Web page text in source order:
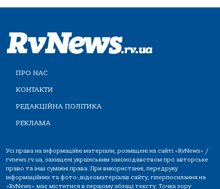
ПРО НАС
КОНТАКТИ
РЕДАКЦІЙНА ПОЛІТИКА
РЕКЛАМА
Усі права на інформаційні матеріали, розміщені на сайті «RvNews» /
rvnews.rv.ua, захищені українським законодавством про авторське
право та інші суміжні права. При використанні, передруку
інформаційних та фото-,відеоматеріалів сайту, гіперпосилання на
«RvNews» має міститися в першому абзаці тексту. Точка зору